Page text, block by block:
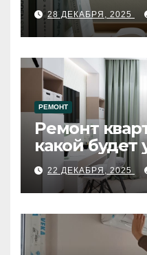
28 ДЕКАБРЯ, 2025
РЕМОНТ
Ремонт
какой будет
22 ДЕКАБРЯ, 2025